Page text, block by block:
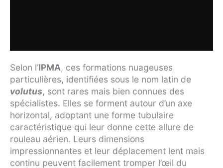
Selon l’IPMA, ces formations nuageuses
particulières, identifiées sous le nom latin de
volutus, sont rares mais bien connues des
spécialistes. Elles se forment autour d’un axe
horizontal, adoptant une forme tubulaire
caractéristique qui leur donne cette allure de
rouleau aérien. Leurs dimensions
impressionnantes et leur déplacement lent mais
continu peuvent facilement tromper l’œil du